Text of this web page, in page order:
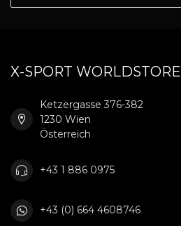
X-SPORT WORLDSTORE
Ketzergasse 376-382
1230 Wien
Österreich
+43 1 886 0975
+43 (0) 664 4608746